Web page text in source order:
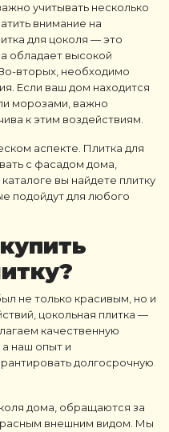
учитывать несколько
внимание на
для цоколя — это
обладает высокой
вторых, необходимо
Если ваш дом находится
морозами, важно
к этим воздействиям.
аспекте. Плитка для
с фасадом дома,
вы найдете плитку
подойдут для любого
?
не только красивым, но и
цокольная плитка —
качественную
наш опыт и
долгосрочную
дома, обращаются за
внешним видом. Мы